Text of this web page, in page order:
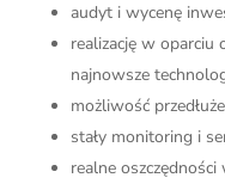
audyt i wycenę
realizację w oparciu
najnowsze
możliwość
stały monitoring i
realne